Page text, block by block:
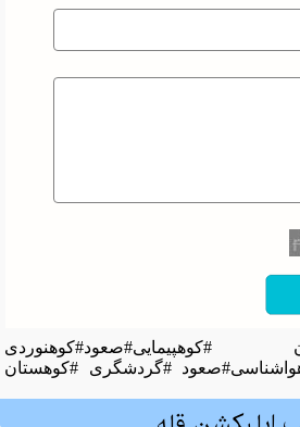
#گردشگری #کوهستان